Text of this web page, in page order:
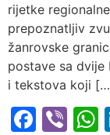
rijetke
prepoznatljiv
žanrovske
postave sa dvije
i tekstova koji